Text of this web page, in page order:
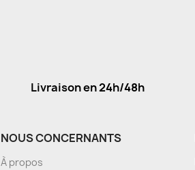
Livraison en 24h/48h
NOUS CONCERNANTS
À propos